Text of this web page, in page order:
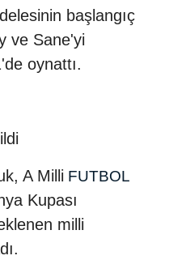
başlangıç
ve Sane'yi
oynattı.
A Milli FUTBOL
Kupası
milli